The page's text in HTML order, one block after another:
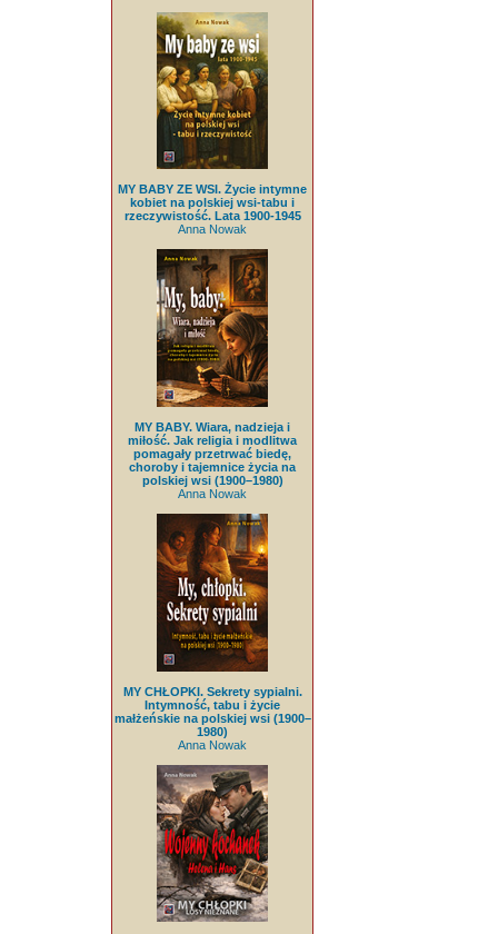
MY BABY ZE WSI. Życie intymne
kobiet na polskiej wsi-tabu i
rzeczywistość. Lata 1900-1945
Anna Nowak
MY BABY. Wiara, nadzieja i
miłość. Jak religia i modlitwa
pomagały przetrwać biedę,
choroby i tajemnice życia na
polskiej wsi (1900–1980)
Anna Nowak
MY CHŁOPKI. Sekrety sypialni.
Intymność, tabu i życie
małżeńskie na polskiej wsi (1900–
1980)
Anna Nowak